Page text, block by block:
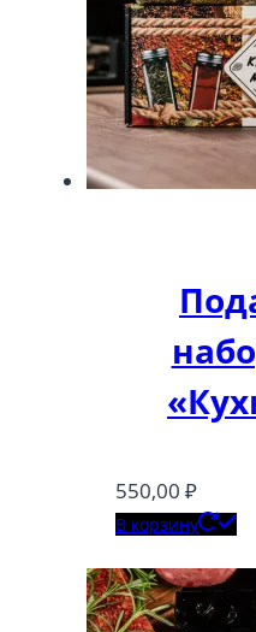
550,00 ₽
В корзину